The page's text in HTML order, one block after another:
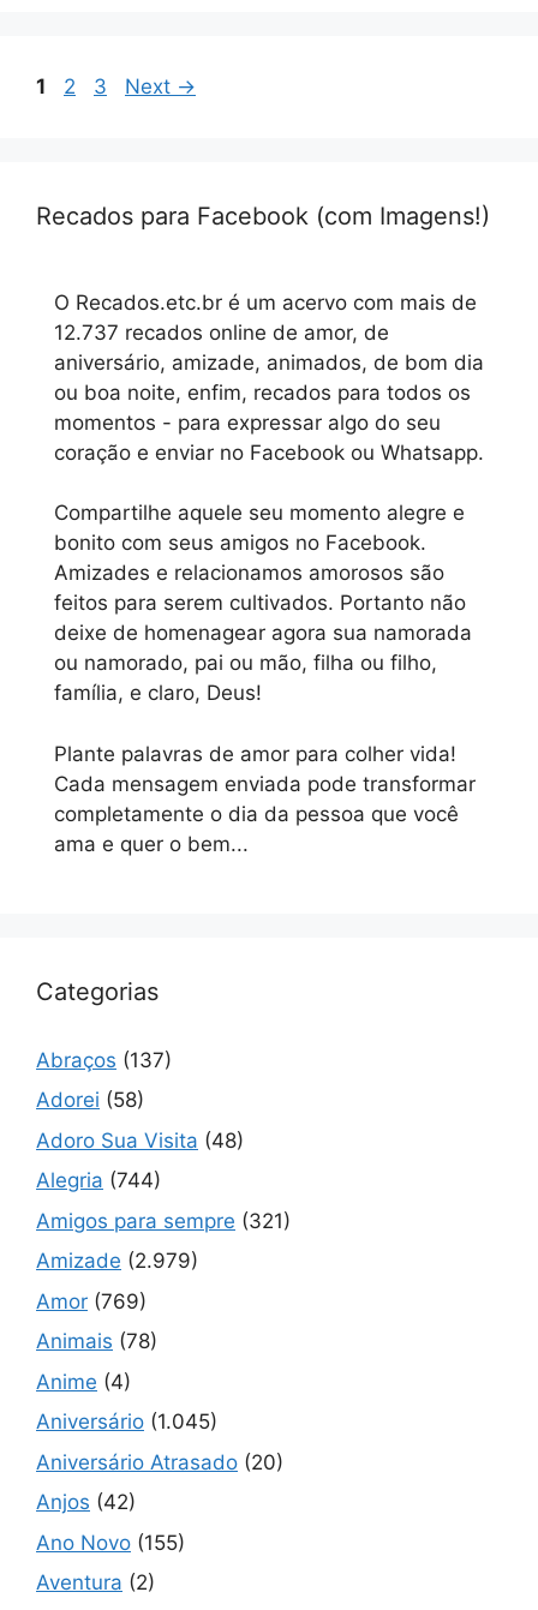
Page
1 Page
2 Page
3 Next →
Recados para Facebook (com Imagens!)
O Recados.etc.br é um acervo com mais de
12.737 recados online de amor, de
aniversário, amizade, animados, de bom dia
ou boa noite, enfim, recados para todos os
momentos - para expressar algo do seu
coração e enviar no Facebook ou Whatsapp.
Compartilhe aquele seu momento alegre e
bonito com seus amigos no Facebook.
Amizades e relacionamos amorosos são
feitos para serem cultivados. Portanto não
deixe de homenagear agora sua namorada
ou namorado, pai ou mão, filha ou filho,
família, e claro, Deus!
Plante palavras de amor para colher vida!
Cada mensagem enviada pode transformar
completamente o dia da pessoa que você
ama e quer o bem...
Categorias
Abraços (137)
Adorei (58)
Adoro Sua Visita (48)
Alegria (744)
Amigos para sempre (321)
Amizade (2.979)
Amor (769)
Animais (78)
Anime (4)
Aniversário (1.045)
Aniversário Atrasado (20)
Anjos (42)
Ano Novo (155)
Aventura (2)